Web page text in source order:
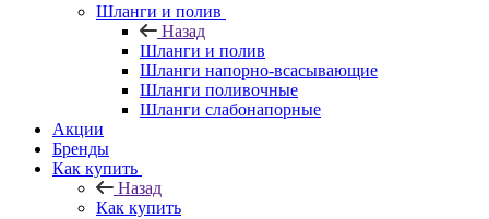
Шланги и полив
Назад
Шланги и полив
Шланги напорно-всасывающие
Шланги поливочные
Шланги слабонапорные
Акции
Бренды
Как купить
Назад
Как купить